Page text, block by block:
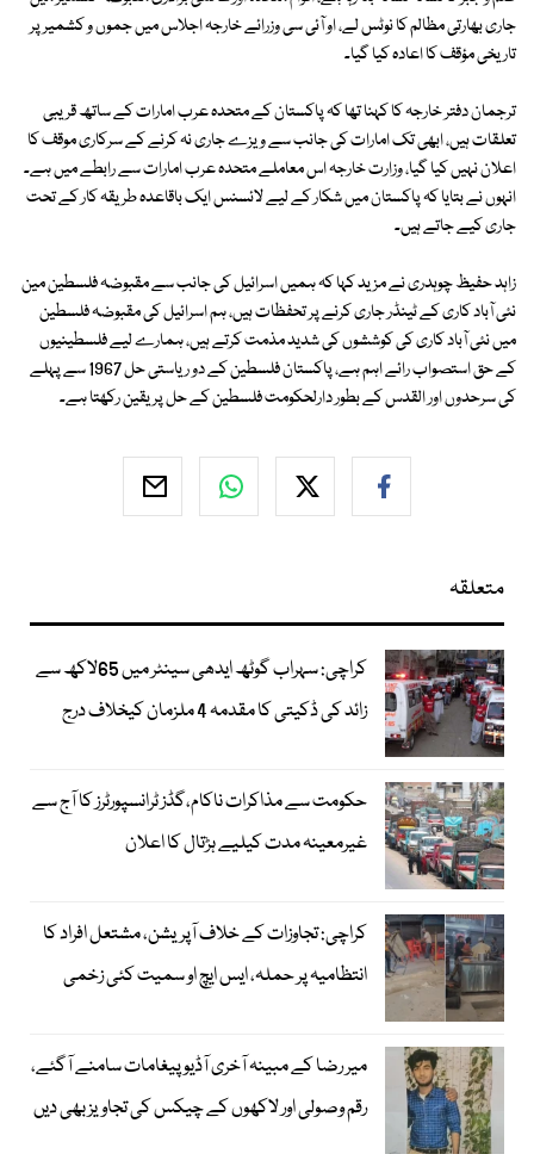
جاری بھارتی مظالم کا نوٹس لے، او آئی سی وزرائے خارجہ اجلاس میں جموں و کشمیر پر
تاریخی مؤقف کا اعادہ کیا گیا۔
ترجمان دفتر خارجہ کا کہنا تھا کہ پاکستان کے متحدہ عرب امارات کے ساتھ قریبی
تعلقات ہیں، ابھی تک امارات کی جانب سے ویزے جاری نہ کرنے کے سرکاری موقف کا
اعلان نہیں کیا گیا، وزارت خارجہ اس معاملے متحدہ عرب امارات سے رابطے میں ہے۔
انہوں نے بتایا کہ پاکستان میں شکار کے لیے لائسنس ایک باقاعدہ طریقہ کار کے تحت
جاری کیے جاتے ہیں۔
زاہد حفیظ چوہدری نے مزید کہا کہ ہمیں اسرائیل کی جانب سے مقبوضہ فلسطین مین
نئی آباد کاری کے ٹینڈر جاری کرنے پر تحفظات ہیں، ہم اسرائیل کی مقبوضہ فلسطین
میں نئی آباد کاری کی کوششوں کی شدید مذمت کرتے ہیں، ہمارے لیے فلسطینیوں
کے حق استصواب رائے اہم ہے، پاکستان فلسطین کے دو ریاستی حل 1967 سے پہلے
کی سرحدوں اور القدس کے بطور دارلحکومت فلسطین کے حل پر یقین رکھتا ہے۔
متعلقہ
کراچی: سہراب گوٹھ ایدھی سینٹر میں 65لاکھ سے
زائد کی ڈکیتی کا مقدمہ 4 ملزمان کیخلاف درج
حکومت سے مذاکرات ناکام،گڈز ٹرانسپورٹرز کا آج سے
غیرمعینہ مدت کیلیے ہڑتال کا اعلان
کراچی: تجاوزات کے خلاف آپریشن، مشتعل افراد کا
انتظامیہ پر حملہ، ایس ایچ او سمیت کئی زخمی
میر رضا کے مبینہ آخری آڈیو پیغامات سامنے آگئے،
رقم وصولی اور لاکھوں کے چیکس کی تجاویز بھی دیں